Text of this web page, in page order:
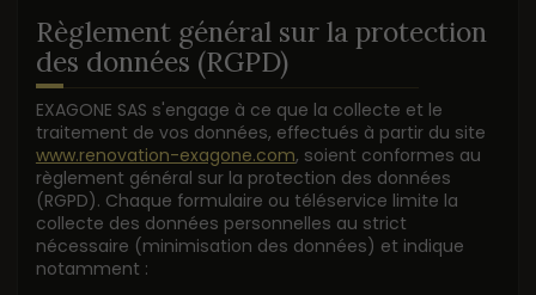
Règlement général sur la protection
des données (RGPD)
EXAGONE SAS s'engage à ce que la collecte et le
traitement de vos données, effectués à partir du site
www.renovation-exagone.com, soient conformes au
règlement général sur la protection des données
(RGPD). Chaque formulaire ou téléservice limite la
collecte des données personnelles au strict
nécessaire (minimisation des données) et indique
notamment :